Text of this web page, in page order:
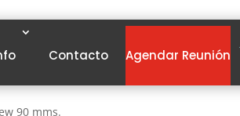
Contacto Agendar Reunión
90 mms.